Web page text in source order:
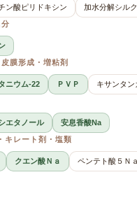
ン酸ピリドキシン 加水分解シルク
膜形成・増粘剤
ニウム-22 ＰＶＰ
キサンタン
エタノール
安息香酸Na
キレート剤・塩類
クエン酸Ｎａ ペンテト酸５Ｎａ